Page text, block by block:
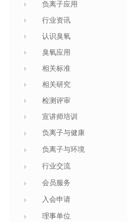
负离子应用
行业资讯
认识臭氧
臭氧应用
相关标准
相关研究
检测评审
宣讲师培训
负离子与健康
负离子与环境
行业交流
会员服务
入会申请
理事单位